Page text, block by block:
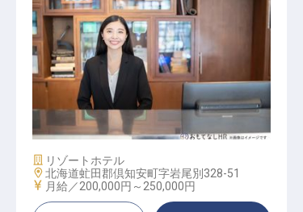
宿泊予約スタッフ
施設業態
リゾートホテル
勤務地
北海道虻田郡倶知安町字岩尾別328-51
給与
月給／200,000円～ 250,000円